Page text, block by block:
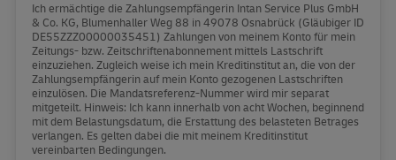
Ich ermächtige die Zahlungsempfängerin Intan Service Plus GmbH
& Co. KG, Blumenhaller Weg 88 in 49078 Osnabrück (Gläubiger ID
DE55ZZZ00000035451) Zahlungen von meinem Konto für mein
Zeitungs- bzw. Zeitschriftenabonnement mittels Lastschrift
einzuziehen. Zugleich weise ich mein Kreditinstitut an, die von der
Zahlungsempfängerin auf mein Konto gezogenen Lastschriften
einzulösen. Die Mandatsreferenz-Nummer wird mir separat
mitgeteilt. Hinweis: Ich kann innerhalb von acht Wochen, beginnend
mit dem Belastungsdatum, die Erstattung des belasteten Betrages
verlangen. Es gelten dabei die mit meinem Kreditinstitut
vereinbarten Bedingungen.